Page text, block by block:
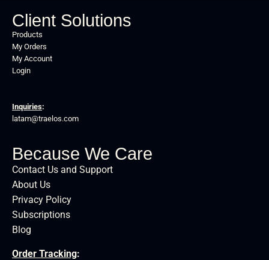
Client Solutions
Products
My Orders
My Account
Login
Inquiries:
latam@traelos.com
Because We Care
Contact Us and Support
About Us
Privacy Policy
Subscriptions
Blog
Order Tracking: